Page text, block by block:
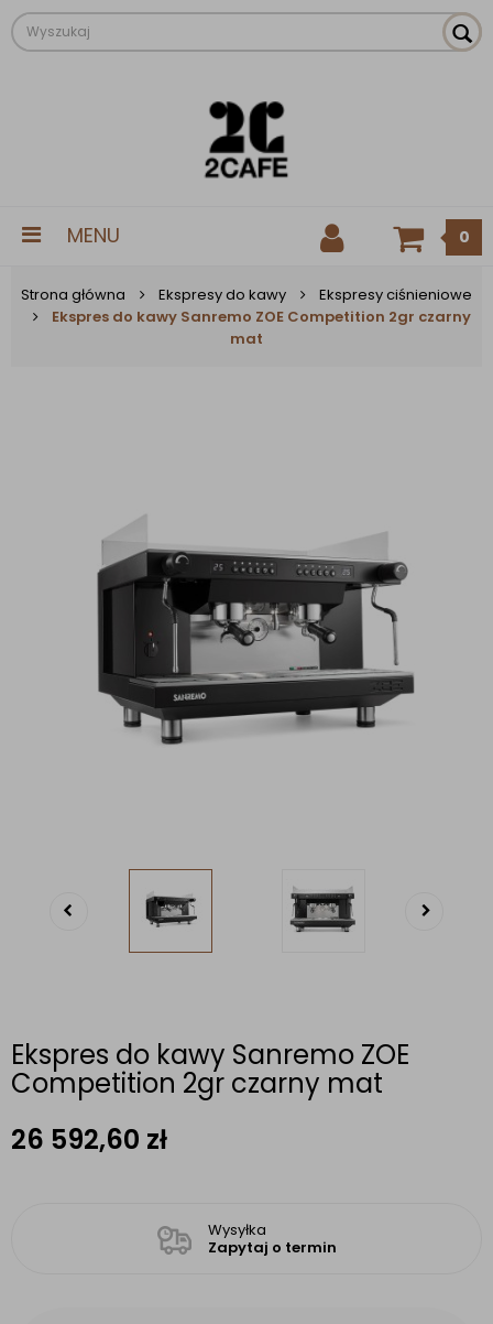
MENU 0
Strona główna Ekspresy do kawy
Ekspresy ciśnieniowe
Ekspres do kawy Sanremo ZOE Competition 2gr czarny
mat
Ekspres do kawy Sanremo ZOE
Competition 2gr czarny mat
26 592,60 zł
Wysyłka
Zapytaj o termin